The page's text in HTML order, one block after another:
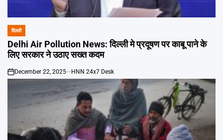
POSTED
IN
दिल्ली
Delhi Air Pollution News: दिल्ली मे प्रदूषण पर काबू पाने के
लिए सरकार ने उठाए सख्त कदम
on
December 22, 2025 HNN 24x7 Desk